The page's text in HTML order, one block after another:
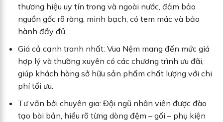
thương hiệu uy tín trong và ngoài nước, đảm bảo
nguồn gốc rõ ràng, minh bạch, có tem mác và bảo
hành đầy đủ.
Giá cả cạnh tranh nhất: Vua Nệm mang đến mức giá
hợp lý và thường xuyên có các chương trình ưu đãi,
giúp khách hàng sở hữu sản phẩm chất lượng với chi
phí tối ưu.
Tư vấn bởi chuyên gia: Đội ngũ nhân viên được đào
tạo bài bản, hiểu rõ từng dòng đệm – gối – phụ kiện